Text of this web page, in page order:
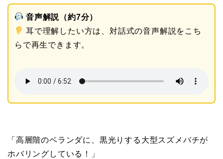
音声解説（約7分）
耳で理解したい方は、対話式の音声解説をこち
らで再生できます。
「高層階のベランダに、黒光りする大型スズメバチが
ホバリングしている！」